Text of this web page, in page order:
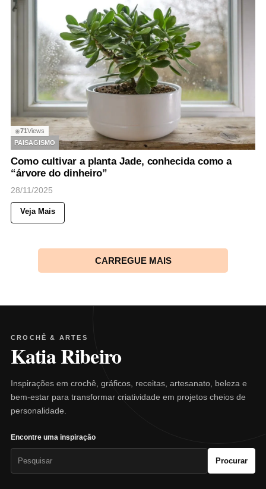
◉71Views
PAISAGISMO
Como cultivar a planta Jade, conhecida como a
“árvore do dinheiro”
28/11/2025
Veja Mais
CARREGUE MAIS
CROCHÊ & ARTES
Katia Ribeiro
Inspirações em crochê, gráficos, receitas, artesanato, beleza e
bem-estar para transformar criatividade em projetos cheios de
personalidade.
Encontre uma inspiração
Procurar